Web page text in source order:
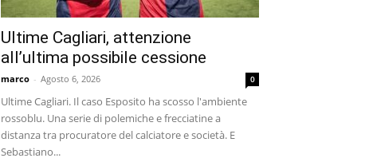
Ultime Cagliari, attenzione
all’ultima possibile cessione
marco - Agosto 6, 2026 0
Ultime Cagliari. Il caso Esposito ha scosso l'ambiente
rossoblu. Una serie di polemiche e frecciatine a
distanza tra procuratore del calciatore e società. E
Sebastiano...